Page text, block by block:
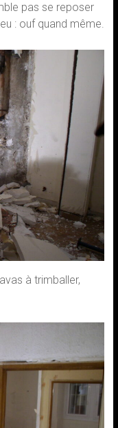
pas se reposer
: ouf quand même.
à trimballer,